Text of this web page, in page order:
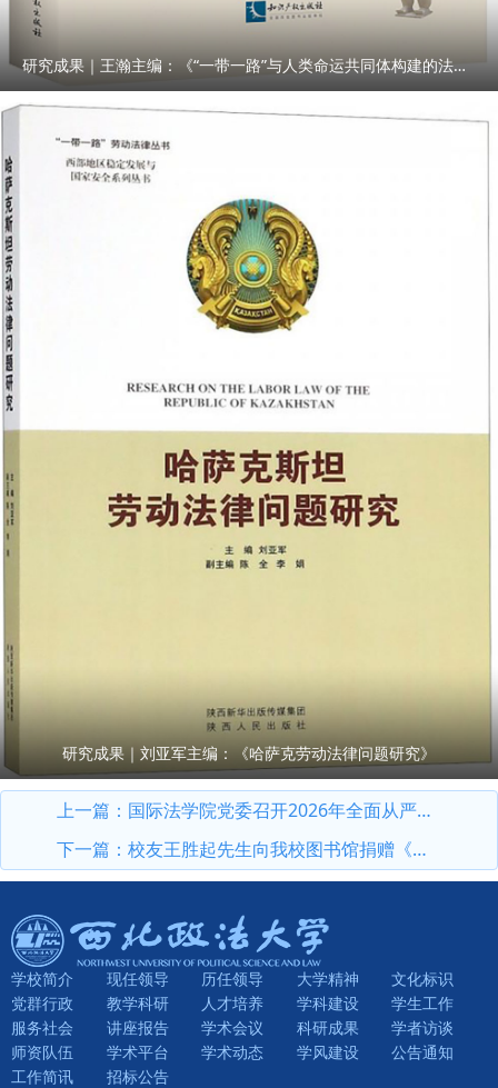
研究成果｜王瀚主编：《“一带一路”与人类命运共同体构建的法律与实践》
研究成果｜刘亚军主编：《哈萨克劳动法律问题研究》
上一篇： 国际法学院党委召开2026年全面从严治党暨党风廉政建设专题会议
下一篇： 校友王胜起先生向我校图书馆捐赠《汉译世界学术名著丛书》
学校简介 现任领导 历任领导 大学精神
文化标识
党群行政
教学科研 人才培养 学科建设
学生工作
服务社会
讲座报告 学术会议 科研成果
学者访谈
师资队伍
学术平台 学术动态 学风建设
公告通知
工作简讯
招标公告